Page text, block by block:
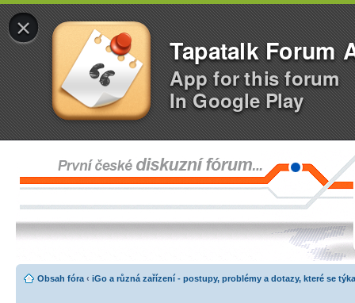
×
Tapatalk Forum
App for this forum
In Google Play
Obsah fóra ‹ iGo a různá zařízení - postupy, problémy a dotazy, které se